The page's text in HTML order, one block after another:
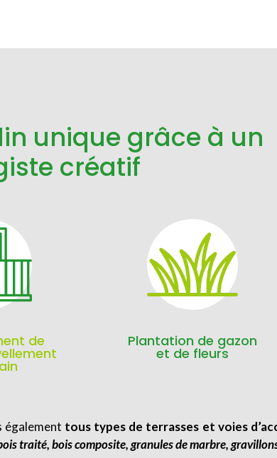
unique grâce à un
créatif
de Plantation de gazon
et de fleurs
également tous types de terrasses et voies
traité, bois composite, granules de marbre,